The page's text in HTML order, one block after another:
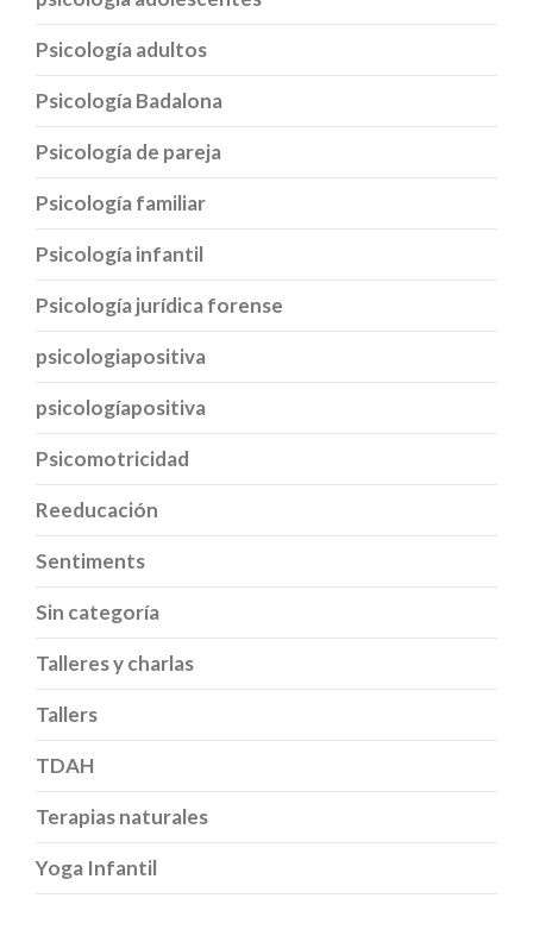
Psicología adultos
Psicología Badalona
Psicología de pareja
Psicología familiar
Psicología infantil
Psicología jurídica forense
psicologiapositiva
psicologíapositiva
Psicomotricidad
Reeducación
Sentiments
Sin categoría
Talleres y charlas
Tallers
TDAH
Terapias naturales
Yoga Infantil